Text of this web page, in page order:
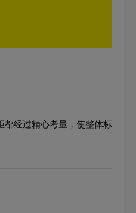
都经过精心考量，使整体标